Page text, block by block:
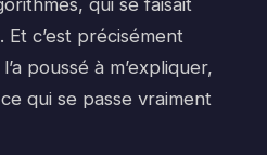
qui se faisait
c’est précisément
poussé à m’expliquer,
qui se passe vraiment